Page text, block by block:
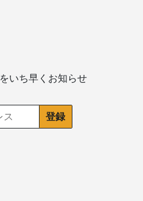
をいち早くお知らせ